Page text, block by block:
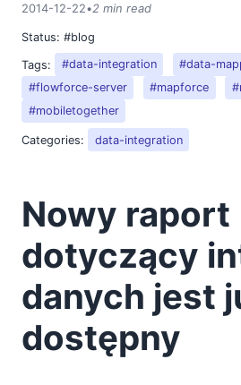
11
12
Nowy raport dotyczący
dostępny
Twórz wykresy i diagramy,
poprawnie na każdym urządzeniu
środowisku BYOD (Bring Your
2011
2009
2008
2007
2014-12-22•2 min read
Status: #blog
Tags:
#data-integration
#data-
#flowforce-server
#mapforce
#mobiletogether
Categories: data-integration
Nowy raport
dotyczący
danych jest
dostępny